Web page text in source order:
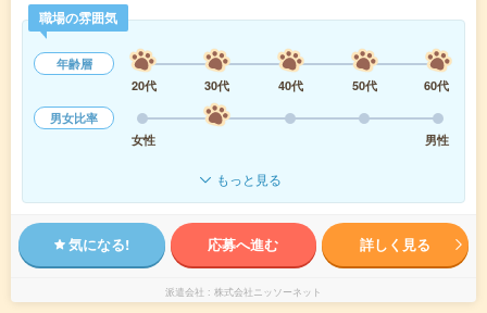
職場の雰囲気
年齢層
20代
30代 40代 50代
60代
男女比率
女性
男性
もっと見る
気になる! 応募へ進む 詳しく見る
派遣会社 株式会社ニッソーネット